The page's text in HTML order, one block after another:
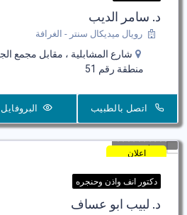
د. سامر الديب
رويال ميديكال سنتر - الغرافة
منطقة رقم 51
اتصل بالطبيب البروفايل
اعلان
دكتور انف واذن وحنجره
د. لبيب ابو عساف